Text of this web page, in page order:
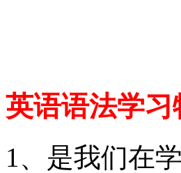
英语语法学习
1、是我们在